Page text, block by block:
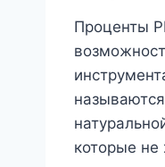
Проценты
которые не